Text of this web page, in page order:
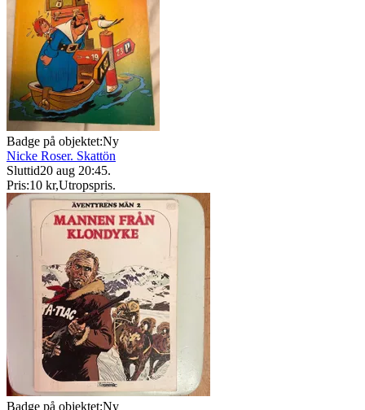
Badge på objektet:Ny
Nicke Roser. Skattön
Sluttid20 aug 20:45.
Pris:10 kr,Utropspris.
Badge på objektet:Ny